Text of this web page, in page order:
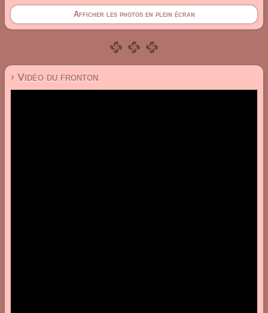
Afficher les photos en plein écran
› Vidéo du fronton